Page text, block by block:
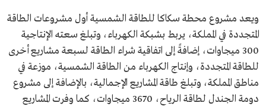
ويعد مشروع محطة سكاكا للطاقة الشمسية أول مشروعات الطاقة
المتجددة في المملكة، يربط بشبكة الكهرباء، وتبلغ سعته الإنتاجية
300 ميجاوات، إضافةً إلى اتفاقية شراء الطاقة لسبعة مشاريع أخرى
للطاقة المتجددة، وإنتاج الكهرباء من الطاقة الشمسية، موزعة في
مناطق المملكة، وتبلغ طاقة المشاريع الإجمالية، بالإضافة إلى مشروع
دومة الجندل لطاقة الرياح، 3670 ميجاوات، كما وفرت المشاريع